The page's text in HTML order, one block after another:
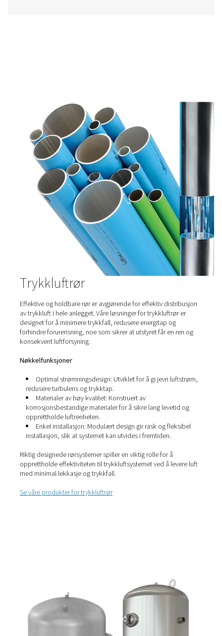
Trykkluftbeholder
Trykkluftmottakere spiller en avgjørende rolle i
ved å lagre og stabilisere tilførselen av trykkluft. De
håndtere svingninger i etterspørselen, redusere
forbedre den generelle systemeffektiviteten.
avgjørende for å sikre en jevn og pålitelig luftforsyning,
trykkfall og optimalisere kompressorytelsen i
applikasjoner.